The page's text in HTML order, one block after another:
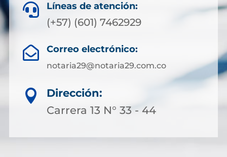
 Líneas de atención:
(+57) (601) 7462929
 Correo electrónico:
notaria29@notaria29.com.co

Dirección:
Carrera 13 N° 33 - 44